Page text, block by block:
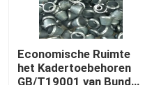
Economische Ruimte
het Kadertoebehoren
GB/T19001 van Bundel